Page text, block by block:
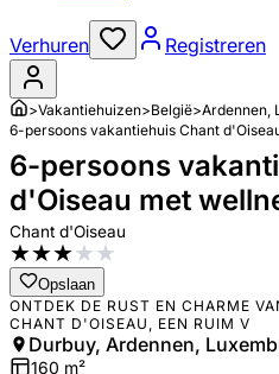
Verhuren Registreren
>Vakantiehuizen>België>Ardennen,
6-persoons vakantiehuis Chant
6-persoons
d'Oiseau met
Chant d'Oiseau
★★★★★
Opslaan
ONTDEK DE RUST EN CHARME
CHANT D'OISEAU, EEN RUIM V
Durbuy, Ardennen,
160 m²